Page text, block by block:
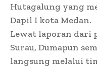
Hutagalung yang
Dapil I kota Medan.
Lewat laporan dari
Surau, Dumapun
langsung melalui